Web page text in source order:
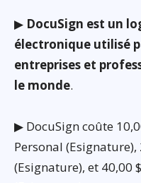
▶ DocuSign est un
électronique utilisé
entreprises et
le monde.
▶ DocuSign coûte
Personal
(Esignature), et 40,00